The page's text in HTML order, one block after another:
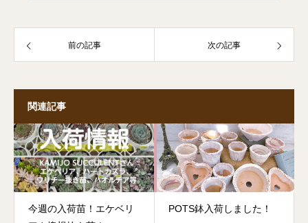
前の記事 次の記事
関連記事
今週の入荷苗！エケベリ
POTS鉢入荷しました！